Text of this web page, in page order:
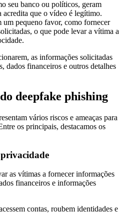
seu banco ou políticos, geram
que o vídeo é legítimo.
um pequeno favor, como fornecer
o que pode levar a vítima a
as informações solicitadas
dados financeiros e outros detalhes
deepfake phishing
vários riscos e ameaças para
os principais, destacamos os
privacidade
as vítimas a fornecer informações
financeiros e informações
contas, roubem identidades e